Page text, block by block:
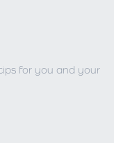
for you and your